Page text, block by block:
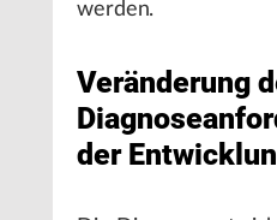
werden.
Veränderung
der